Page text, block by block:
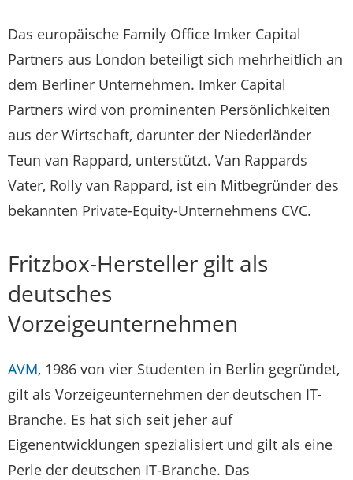
Das europäische Family Office Imker Capital
Partners aus London beteiligt sich mehrheitlich an
dem Berliner Unternehmen. Imker Capital
Partners wird von prominenten Persönlichkeiten
aus der Wirtschaft, darunter der Niederländer
Teun van Rappard, unterstützt. Van Rappards
Vater, Rolly van Rappard, ist ein Mitbegründer des
bekannten Private-Equity-Unternehmens CVC.
Fritzbox-Hersteller gilt als
deutsches
Vorzeigeunternehmen
AVM, 1986 von vier Studenten in Berlin gegründet,
gilt als Vorzeigeunternehmen der deutschen IT-
Branche. Es hat sich seit jeher auf
Eigenentwicklungen spezialisiert und gilt als eine
Perle der deutschen IT-Branche. Das